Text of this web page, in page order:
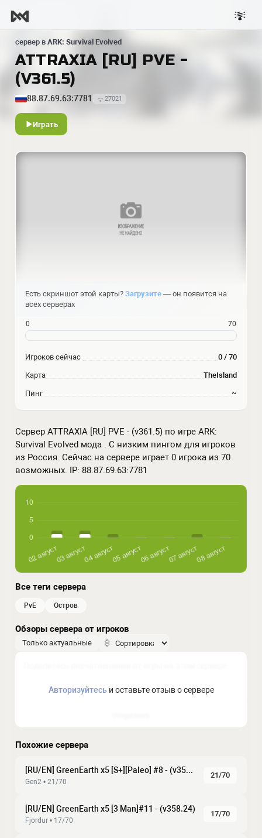
сервер в ARK: Survival Evolved
ATTRAXIA [RU] PVE -
(V361.5)
88.87.69.63:7781 27021
Играть
Сервер ATTRAXIA [RU] PVE - (v361.5) по игре ARK:
Survival Evolved мода . С низким пингом для игроков
из Россия. Сейчас на сервере играет 0 игрока из 70
возможных. IP: 88.87.69.63:7781
Все теги сервера
PvE остров
Обзоры сервера от игроков
Только актуальные
Авторизуйтесьи оставьте отзыв о сервере
Похожие сервера
[RU/EN] GreenEarth x5 [S+][Paleo] #8 - (v358.24)
Gen2 • 21/70
21/70
[RU/EN] GreenEarth x5 [3 Man]#11 - (v358.24)
Fjordur • 17/70
17/70
Есть скриншот этой карты? Загрузите — он появится на
всех серверах
0 70
Игроков сейчас 0 / 70
Карта TheIsland
Пинг ~